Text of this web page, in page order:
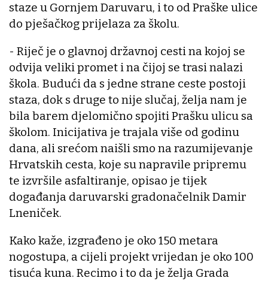
staze u Gornjem Daruvaru, i to od Praške ulice
do pješačkog prijelaza za školu.
- Riječ je o glavnoj državnoj cesti na kojoj se
odvija veliki promet i na čijoj se trasi nalazi
škola. Budući da s jedne strane ceste postoji
staza, dok s druge to nije slučaj, želja nam je
bila barem djelomično spojiti Prašku ulicu sa
školom. Inicijativa je trajala više od godinu
dana, ali srećom naišli smo na razumijevanje
Hrvatskih cesta, koje su napravile pripremu
te izvršile asfaltiranje, opisao je tijek
događanja daruvarski gradonačelnik Damir
Lneniček.
Kako kaže, izgrađeno je oko 150 metara
nogostupa, a cijeli projekt vrijedan je oko 100
tisuća kuna. Recimo i to da je želja Grada